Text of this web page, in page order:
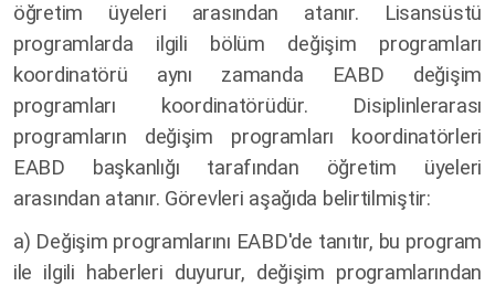
öğretim üyeleri arasından atanır. Lisansüstü
programlarda ilgili bölüm değişim programları
koordinatörü aynı zamanda EABD değişim
programları koordinatörüdür. Disiplinlerarası
programların değişim programları koordinatörleri
EABD başkanlığı tarafından öğretim üyeleri
arasından atanır. Görevleri aşağıda belirtilmiştir:
a) Değişim programlarını EABD'de tanıtır, bu program
ile ilgili haberleri duyurur, değişim programlarından